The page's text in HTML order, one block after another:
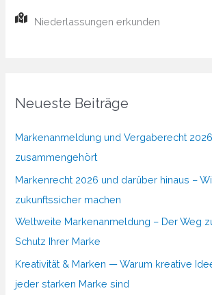
Niederlassungen erkunden
Neueste Beiträge
Markenanmeldung und Vergaberecht
zusammengehört
Markenrecht 2026 und darüber hinaus –
zukunftssicher machen
Weltweite Markenanmeldung – Der Weg
Schutz Ihrer Marke
Kreativität & Marken — Warum kreative
jeder starken Marke sind